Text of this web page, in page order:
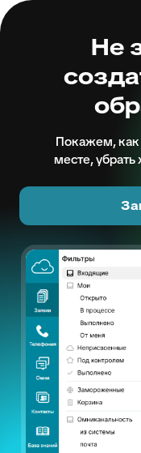
Не
Покажем, как
месте,